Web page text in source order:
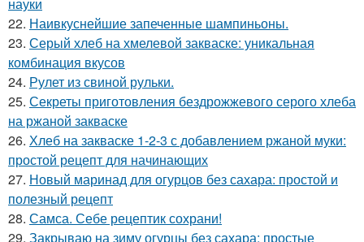
науки
22. Наивкуснейшие запеченные шампиньоны.
23. Серый хлеб на хмелевой закваске: уникальная
комбинация вкусов
24. Рулет из свиной рульки.
25. Секреты приготовления бездрожжевого серого хлеба
на ржаной закваске
26. Хлеб на закваске 1-2-3 с добавлением ржаной муки:
простой рецепт для начинающих
27. Новый маринад для огурцов без сахара: простой и
полезный рецепт
28. Самса. Себе рецептик сохрани!
29. Закрываю на зиму огурцы без сахара: простые